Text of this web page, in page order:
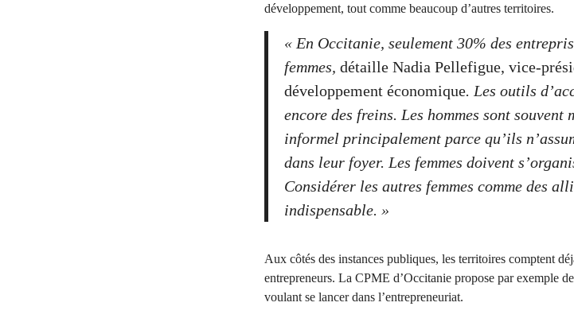
développement, tout comme beaucoup d’autres territoires.
« En Occitanie, seulement 30% des
femmes, détaille Nadia Pellefigue, vice-
développement économique. Les outils
encore des freins. Les hommes sont
informel principalement parce qu’ils
dans leur foyer. Les femmes doivent
Considérer les autres femmes comme des
indispensable. »
Aux côtés des instances publiques, les territoires comptent
entrepreneurs. La CPME d’Occitanie propose par exemple
voulant se lancer dans l’entrepreneuriat.